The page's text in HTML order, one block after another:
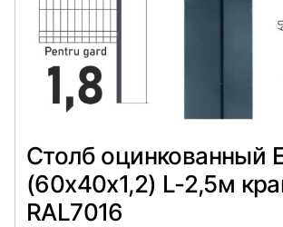
Столб оцинкованный
(60х40x1,2) L-2,5м
RAL7016